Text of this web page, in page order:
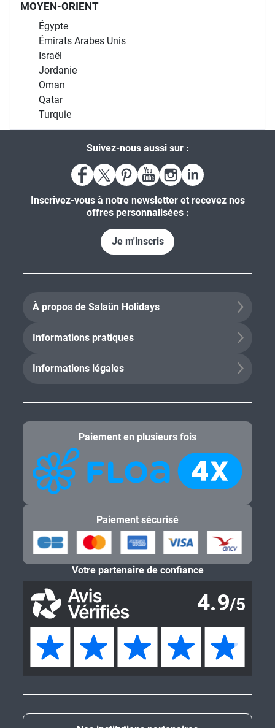
Égypte
Émirats Arabes Unis
Israël
Jordanie
Oman
Qatar
Turquie
Suivez-nous aussi sur :
Inscrivez-vous à notre newsletter et recevez nos
offres personnalisées :
Nos institutions partenaires
Paiement en plusieurs fois
Votre partenaire de confiance